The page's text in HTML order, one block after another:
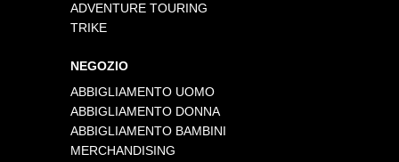
ADVENTURE TOURING
TRIKE
NEGOZIO
ABBIGLIAMENTO UOMO
ABBIGLIAMENTO DONNA
ABBIGLIAMENTO BAMBINI
MERCHANDISING